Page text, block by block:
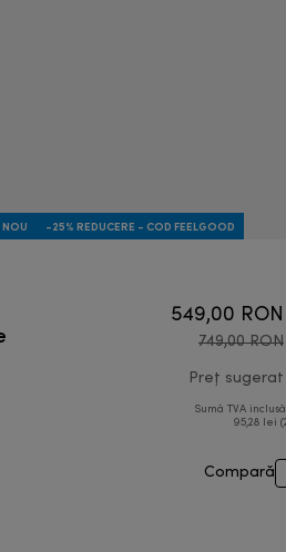
NOU -25% REDUCERE - COD FEELGOOD
549,00 RON
749,00 RON
Preț sugerat
Sumă TVA
95,28 lei
Compară